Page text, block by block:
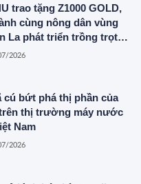
trao tặng Z1000 GOLD,
cùng nông dân vùng
La phát triển trồng trọt
2026
cú bứt phá thị phần của
thị trường máy nước
Nam
2026